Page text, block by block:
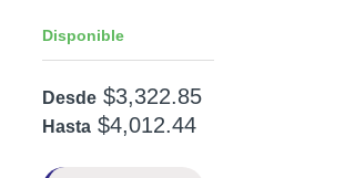
Disponible
Desde $3,322.85
Hasta $4,012.44